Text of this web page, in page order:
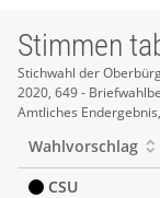
Stimmen
Stimmen
tabellarisch
Stichwahl der
2020, 649 -
Amtliches
Wahlvorschlag
CSU